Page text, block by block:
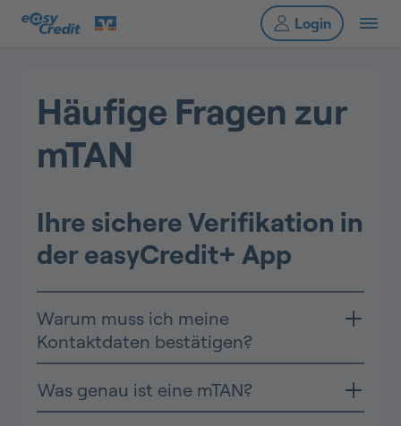
Häufige Fragen zur
mTAN
Ihre sichere Verifikation in
der easyCredit+ App
Warum muss ich meine
Kontaktdaten bestätigen?
Was genau ist eine mTAN?